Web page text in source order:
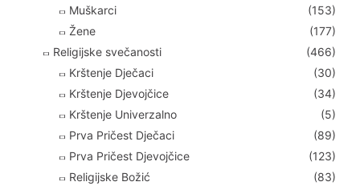
Muškarci
(153)
Žene
(177)
Religijske svečanosti
(466)
Krštenje Dječaci
(30)
Krštenje Djevojčice
(34)
Krštenje Univerzalno
(5)
Prva Pričest Dječaci
(89)
Prva Pričest Djevojčice
(123)
Religijske Božić
(83)